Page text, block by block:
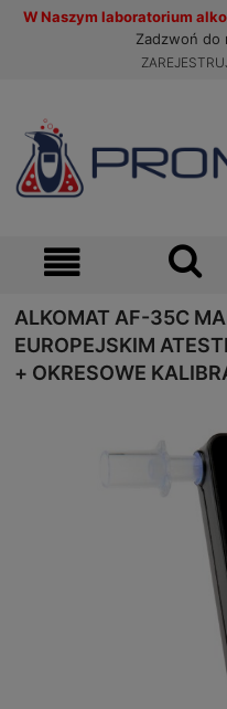
W Naszym laboratorium
Zadzwoń do
ALKOMAT AF-35C
EUROPEJSKIM
+ OKRESOWE